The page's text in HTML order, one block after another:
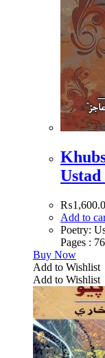
₨
Add to
Poetry:
Pages :
Buy Now
Add to Wishlist
Add to Wishlist